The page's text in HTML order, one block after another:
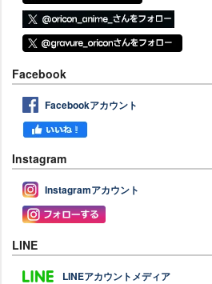
Facebook
Facebookアカウント
Instagram
Instagramアカウント
LINE
LINEアカウントメディア